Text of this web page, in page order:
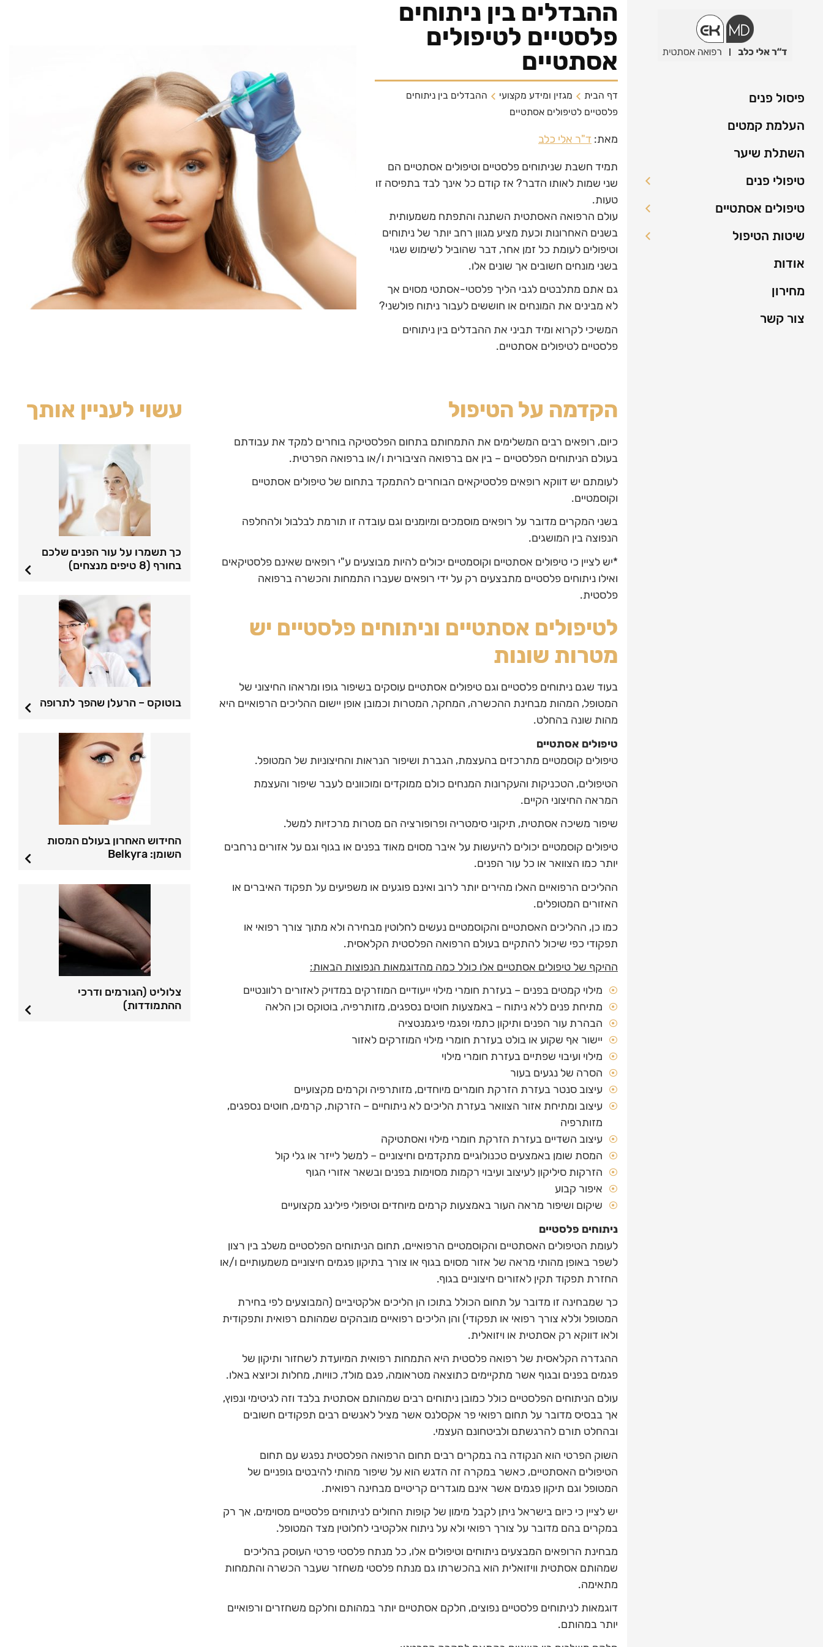
פיסול פנים
העלמת קמטים
השתלת שיער
טיפולי פנים
טיפולים אסתטיים
שיטות הטיפול
אודות
מחירון
צור קשר
ההבדלים בין ניתוחים
פלסטיים לטיפולים
אסתטיים
דף הבית מגזין ומידע מקצועי
ההבדלים בין ניתוחים
פלסטיים לטיפולים אסתטיים
מאת: ד"ר אלי כלב
תמיד חשבת שניתוחים פלסטיים וטיפולים אסתטיים הם
שני שמות לאותו הדבר? אז קודם כל אינך לבד בתפיסה זו
טעות.
עולם הרפואה האסתטית השתנה והתפתח משמעותית
בשנים האחרונות וכעת מציע מגוון רחב יותר של ניתוחים
וטיפולים לעומת כל זמן אחר, דבר שהוביל לשימוש שגוי
בשני מונחים חשובים אך שונים אלו.
גם אתם מתלבטים לגבי הליך פלסטי-אסתטי מסוים אך
לא מבינים את המונחים או חוששים לעבור ניתוח פולשני?
המשיכי לקרוא ומיד תביני את ההבדלים בין ניתוחים
פלסטיים לטיפולים אסתטיים.
הקדמה על הטיפול
כיום, רופאים רבים המשלימים את התמחותם בתחום הפלסטיקה בוחרים למקד את עבודתם
בעולם הניתוחים הפלסטיים – בין אם ברפואה הציבורית ו/או ברפואה הפרטית.
לעומתם יש דווקא רופאים פלסטיקאים הבוחרים להתמקד בתחום של טיפולים אסתטיים
וקוסמטיים.
בשני המקרים מדובר על רופאים מוסמכים ומיומנים וגם עובדה זו תורמת לבלבול ולהחלפה
הנפוצה בין המושגים.
*יש לציין כי טיפולים אסתטיים וקוסמטיים יכולים להיות מבוצעים ע"י רופאים שאינם פלסטיקאים
ואילו ניתוחים פלסטיים מתבצעים רק על ידי רופאים שעברו התמחות והכשרה ברפואה
פלסטית.
לטיפולים אסתטיים וניתוחים פלסטיים יש
מטרות שונות
בעוד שגם ניתוחים פלסטיים וגם טיפולים אסתטיים עוסקים בשיפור גופו ומראהו החיצוני של
המטופל, המהות מבחינת ההכשרה, המחקר, המטרות וכמובן אופן יישום ההליכים הרפואיים היא
מהות שונה בהחלט.
טיפולים אסתטיים
טיפולים קוסמטיים מתרכזים בהעצמת, הגברת ושיפור הנראות והחיצוניות של המטופל.
הטיפולים, הטכניקות והעקרונות המנחים כולם ממוקדים ומוכוונים לעבר שיפור והעצמת
המראה החיצוני הקיים.
שיפור משיכה אסתטית, תיקוני סימטריה ופרופורציה הם מטרות מרכזיות למשל.
טיפולים קוסמטיים יכולים להיעשות על איבר מסוים מאוד בפנים או בגוף וגם על אזורים נרחבים
יותר כמו הצוואר או כל עור הפנים.
ההליכים הרפואיים האלו מהירים יותר לרוב ואינם פוגעים או משפיעים על תפקוד האיברים או
האזורים המטופלים.
כמו כן, ההליכים האסתטיים והקוסמטיים נעשים לחלוטין מבחירה ולא מתוך צורך רפואי או
תפקודי כפי שיכול להתקיים בעולם הרפואה הפלסטית הקלאסית.
ההיקף של טיפולים אסתטיים אלו כולל כמה מהדוגמאות הנפוצות הבאות:
מילוי קמטים בפנים – בעזרת חומרי מילוי ייעודיים המוזרקים במדויק לאזורים רלוונטיים
מתיחת פנים ללא ניתוח – באמצעות חוטים נספגים, מזותרפיה, בוטוקס וכן הלאה
הבהרת עור הפנים ותיקון כתמי ופגמי פיגמנטציה
יישור אף שקוע או בולט בעזרת חומרי מילוי המוזרקים לאזור
מילוי ועיבוי שפתיים בעזרת חומרי מילוי
הסרה של נגעים בעור
עיצוב סנטר בעזרת הזרקת חומרים מיוחדים, מזותרפיה וקרמים מקצועיים
עיצוב ומתיחת אזור הצוואר בעזרת הליכים לא ניתוחיים – הזרקות, קרמים, חוטים נספגים,
מזותרפיה
עיצוב השדיים בעזרת הזרקת חומרי מילוי ואסתטיקה
המסת שומן באמצעים טכנולוגיים מתקדמים וחיצוניים – למשל לייזר או גלי קול
הזרקות סיליקון לעיצוב ועיבוי רקמות מסוימות בפנים ובשאר אזורי הגוף
איפור קבוע
שיקום ושיפור מראה העור באמצעות קרמים מיוחדים וטיפולי פילינג מקצועיים
ניתוחים פלסטיים
לעומת הטיפולים האסתטיים והקוסמטיים הרפואיים, תחום הניתוחים הפלסטיים משלב בין רצון
לשפר באופן מהותי מראה של אזור מסוים בגוף או צורך בתיקון פגמים חיצוניים משמעותיים ו/או
החזרת תפקוד תקין לאזורים חיצוניים בגוף.
כך שמבחינה זו מדובר על תחום הכולל בתוכו הן הליכים אלקטיביים (המבוצעים לפי בחירת
המטופל וללא צורך רפואי או תפקודי) והן הליכים רפואיים מובהקים שמהותם רפואית ותפקודית
ולאו דווקא רק אסתטית או ויזואלית.
ההגדרה הקלאסית של רפואה פלסטית היא התמחות רפואית המיועדת לשחזור ותיקון של
פגמים בפנים ובגוף אשר מתקיימים כתוצאה מטראומה, פגם מולד, כוויות, מחלות וכיוצא באלו.
עולם הניתוחים הפלסטיים כולל כמובן ניתוחים רבים שמהותם אסתטית בלבד וזה לגיטימי ונפוץ,
אך בבסיס מדובר על תחום רפואי פר אקסלנס אשר מציל לאנשים רבים תפקודים חשובים
ובהחלט תורם להרגשתם ולביטחונם העצמי.
השוק הפרטי הוא הנקודה בה במקרים רבים תחום הרפואה הפלסטית נפגש עם תחום
הטיפולים האסתטיים, כאשר במקרה זה הדגש הוא על שיפור מהותי להיבטים גופניים של
המטופל וגם תיקון פגמים אשר אינם מוגדרים קריטיים מבחינה רפואית.
יש לציין כי כיום בישראל ניתן לקבל מימון של קופות החולים לניתוחים פלסטיים מסוימים, אך רק
במקרים בהם מדובר על צורך רפואי ולא על ניתוח אלקטיבי לחלוטין מצד המטופל.
מבחינת הרופאים המבצעים ניתוחים וטיפולים אלו, כל מנתח פלסטי פרטי העוסק בהליכים
שמהותם אסתטית וויזואלית הוא בהכשרתו גם מנתח פלסטי משחזר שעבר הכשרה והתמחות
מתאימה.
דוגמאות לניתוחים פלסטיים נפוצים, חלקם אסתטיים יותר במהותם וחלקם משחזרים ורפואיים
יותר במהותם.
עשוי לעניין אותך
כך תשמרו על עור הפנים שלכם
בחורף (8 טיפים מנצחים)
בוטוקס – הרעלן שהפך לתרופה
החידוש האחרון בעולם המסות
השומן: Belkyra
צלוליט (הגורמים ודרכי
ההתמודדות)